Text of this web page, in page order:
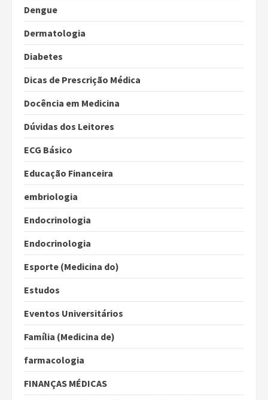
Dengue
Dermatologia
Diabetes
Dicas de Prescrição Médica
Docência em Medicina
Dúvidas dos Leitores
ECG Básico
Educação Financeira
embriologia
Endocrinologia
Endocrinologia
Esporte (Medicina do)
Estudos
Eventos Universitários
Família (Medicina de)
farmacologia
FINANÇAS MÉDICAS